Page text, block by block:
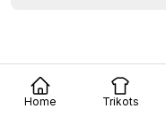
Home Trikots